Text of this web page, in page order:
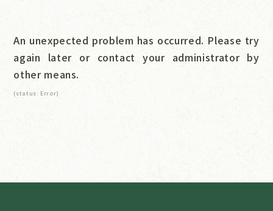
An unexpected problem has occurred. Please try
again later or contact your administrator by
other means.
(status: Error)